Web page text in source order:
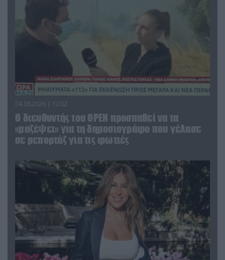
04.08.2026 | 12:02
O διευθυντής του OPEN προσπαθεί να τα
«μαζέψει» για τη δημοσιογράφο που γέλασε
σε ρεπορτάζ για τις φωτιές